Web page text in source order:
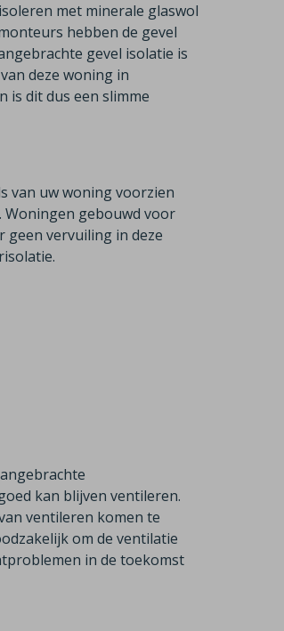
met minerale glaswol
hebben de gevel
gevel isolatie is
deze woning in
is dit dus een slimme
van uw woning voorzien
Woningen gebouwd voor
geen vervuiling in deze
kan blijven ventileren.
ventileren komen te
om de ventilatie
in de toekomst